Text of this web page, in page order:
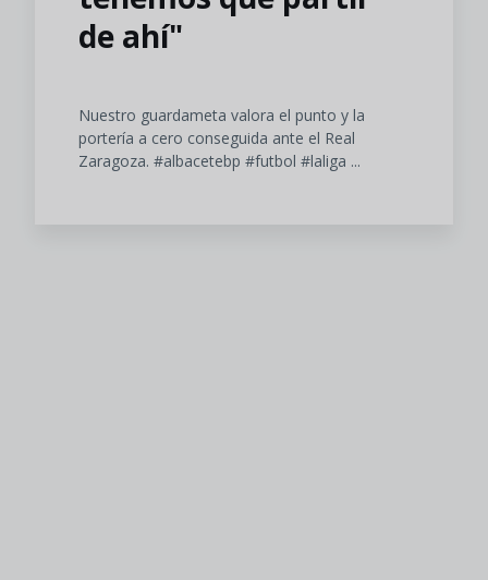
de ahí"
Nuestro guardameta valora el punto y la
portería a cero conseguida ante el Real
Zaragoza. #albacetebp #futbol #laliga ...